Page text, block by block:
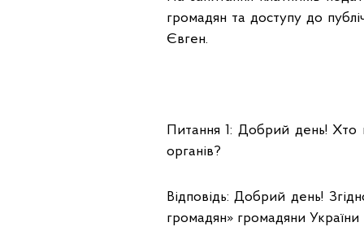
громадян та доступу до
Євген.
Питання 1: Добрий день! Хто
органів?
Відповідь: Добрий день!
громадян» громадяни